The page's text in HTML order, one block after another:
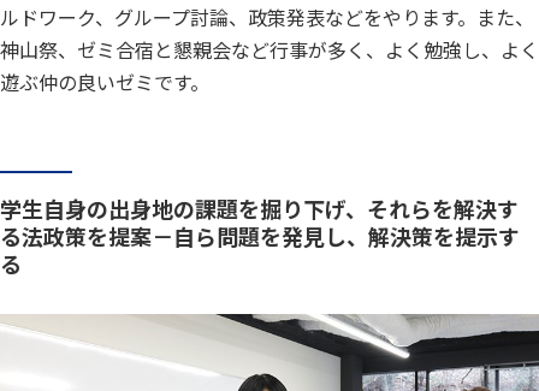
ルドワーク、グループ討論、政策発表などをやります。また、
神山祭、ゼミ合宿と懇親会など行事が多く、よく勉強し、よく
遊ぶ仲の良いゼミです。
学生自身の出身地の課題を掘り下げ、それらを解決す
る法政策を提案－自ら問題を発見し、解決策を提示す
る